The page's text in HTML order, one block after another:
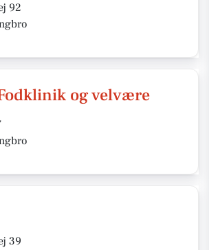
92
og velvære
39